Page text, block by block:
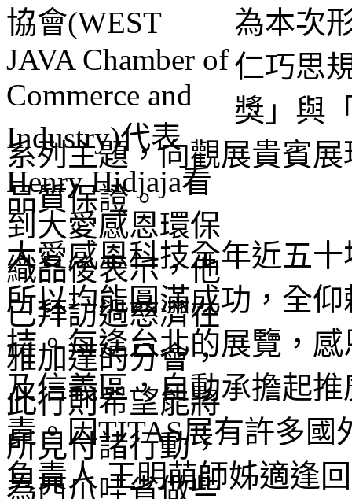
為本次
仁巧思
獎」與
系列主題，向觀展貴賓
品質保證。
大愛感恩科技全年近五
所以均能圓滿成功，全
持。每逢台北的展覽，
及信義區，自動承擔起
責。因TITAS展有許多
負責人 王明萌師姊適逢